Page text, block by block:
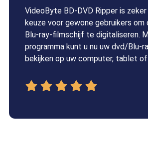
VideoByte BD-DVD Ripper is
keuze voor gewone gebruikers om
Blu-ray-filmschijf te digitaliseren.
programma kunt u nu uw dvd/Blu-
bekijken op uw computer, tablet